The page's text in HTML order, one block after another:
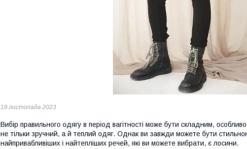
19 листопада 2023
Вибір правильного одягу в період вагітності може бути складним,
не тільки зручний, а й теплий одяг. Однак ви завжди можете бути
найпривабливіших і найтепліших речей, які ви можете вибрати, є лосини.